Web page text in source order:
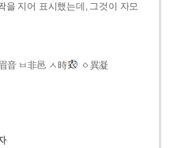
을 지어 표시했는데, 그것이 자모
音 ㅂ非邑 ㅅ時
ㆁ異凝